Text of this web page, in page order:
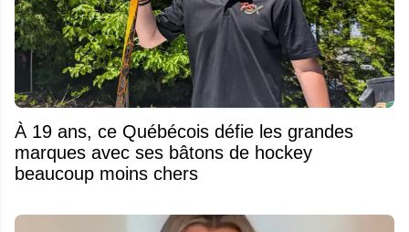
À 19 ans, ce Québécois défie les grandes
marques avec ses bâtons de hockey
beaucoup moins chers